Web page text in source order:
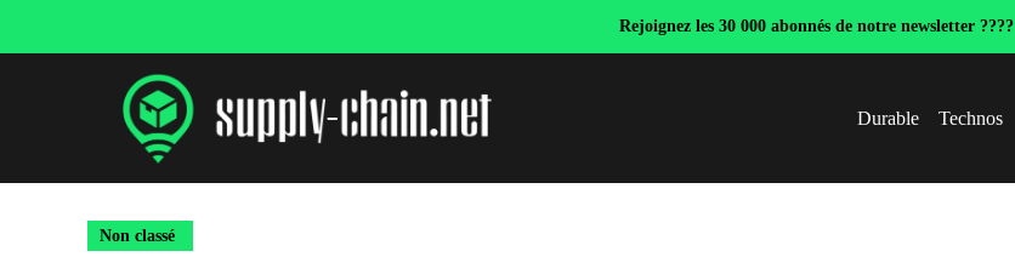
Rejoignez les 30 000 abonnés de notre newsletter ????
Durable Technos
Non classé